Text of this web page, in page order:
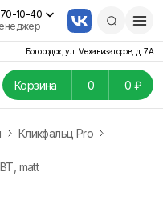
10-40
Богородск, ул. Механизаторов, д. 7А
Корзина 0 0 ₽
Кликфальц Pro
matt